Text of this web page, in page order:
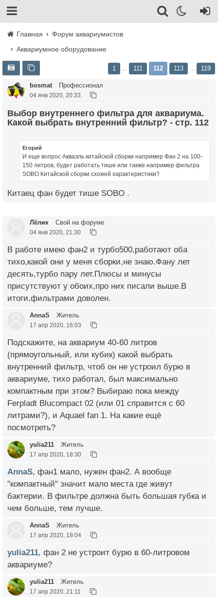
Главная
Форум аквариумистов
Аквариумное оборудование
1 111 112 113 119
bosmat Профессионал
04 янв 2020, 20:33
Выбор внутреннего фильтра для аквариума.
Какой выбрать внутренний фильтр? - стр. 112
Егорий
И еще вопрос Акваэль китайской сборки например Фан 2 на 100-
150 литров, будет работать тише или также например фильтра
SOBO Китайской сборки схожей характеристики?
Китаец фан будет тише SOBO .
Лёлик Свой на форуме
04 янв 2020, 21:30
В работе имею фан2 и турбо500,работают оба
тихо,какой они у меня сборки,не знаю.Фану лет
десять,турбо пару лет.Плюсы и минусы
присутствуют у обоих,про них писали выше.В
итоги,фильтрами доволен.
AnnaS Житель
17 апр 2020, 16:03
Подскажите, на аквариум 40-60 литров
(прямоугольный, или кубик) какой выбрать
внутренний фильтр, чтоб он не устроил бурю в
аквариуме, тихо работал, был максимально
компактным при этом? Выбираю пока между
Ferpladt Blucompact 02 (или 01 справится с 60
литрами?), и Aquael fan 1. На какие ещё
посмотреть?
yulia211 Житель
17 апр 2020, 18:30
AnnaS, фан1 мало, нужен фан2. А вообще
"компактный" значит мало места где живут
бактерии. В фильтре должна быть большая губка и
чем больше, тем лучше.
AnnaS Житель
17 апр 2020, 19:04
yulia211, фан 2 не устроит бурю в 60-литровом
аквариуме?
yulia211 Житель
17 апр 2020, 21:11